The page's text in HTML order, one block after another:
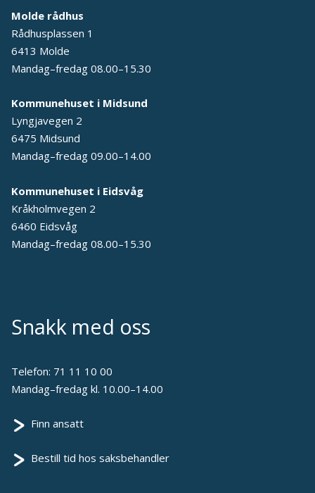
Molde rådhus
Rådhusplassen 1
6413 Molde
Mandag–fredag 08.00–15.30
Kommunehuset i Midsund
Lyngjavegen 2
6475 Midsund
Mandag–fredag 09.00–14.00
Kommunehuset i Eidsvåg
Kråkholmvegen 2
6460 Eidsvåg
Mandag–fredag 08.00–15.30
Snakk med oss
Telefon: 71 11 10 00
Mandag–fredag kl. 10.00–14.00
Finn ansatt
Bestill tid hos saksbehandler